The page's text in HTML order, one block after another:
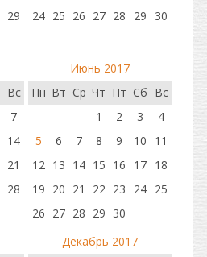
29
24 25 26 27 28 29 30
Вс
7
14
21
28
Июнь 2017
Пн Вт Ср Чт Пт Сб Вс
1
2 3
4
5
6 7 8 9 10
11
12 13 14 15 16 17 18
19 20 21 22 23 24 25
26 27 28 29 30
Декабрь 2017